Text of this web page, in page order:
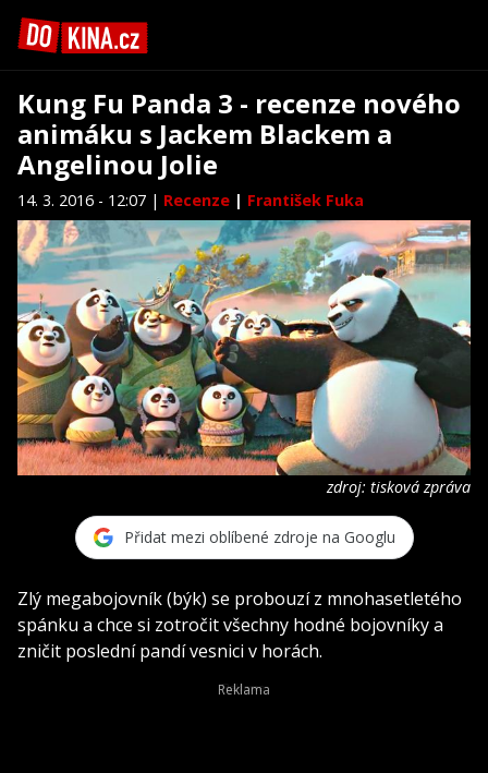
Kung Fu Panda 3 - recenze nového
animáku s Jackem Blackem a
Angelinou Jolie
14. 3. 2016 - 12:07 | Recenze | František Fuka
zdroj: tisková zpráva
Přidat mezi oblíbené zdroje na Googlu
Zlý megabojovník (býk) se probouzí z mnohasetletého
spánku a chce si zotročit všechny hodné bojovníky a
zničit poslední pandí vesnici v horách.